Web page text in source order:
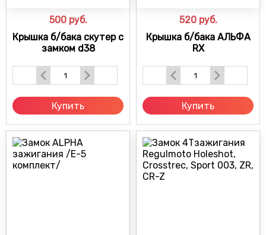
500 руб.
Крышка б/бака скутер с
замком d38
Купить
520 руб.
Крышка б/бака АЛЬФА
RX
Купить